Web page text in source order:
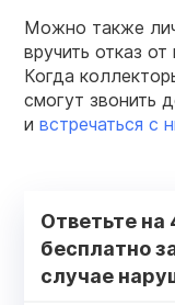
Можно также
вручить отказ
Когда
смогут звонить
и встречаться с
Ответьте на
бесплатно
случае